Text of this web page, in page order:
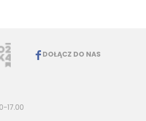
DOŁĄCZ DO NAS
17.00